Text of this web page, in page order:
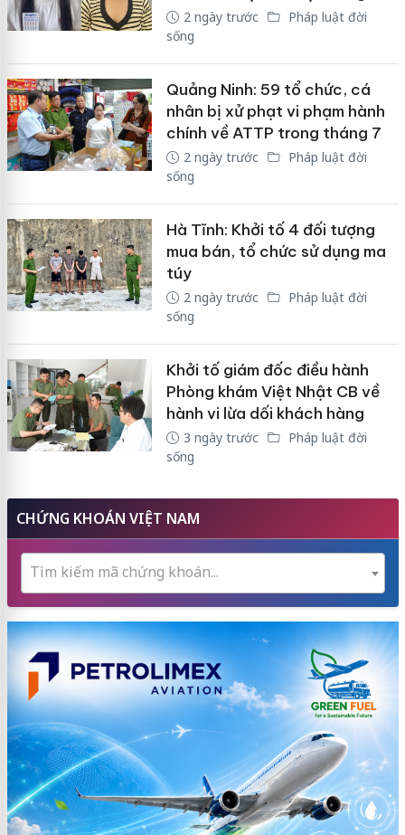
2 ngày trước
Pháp luật đời
sống
Quảng Ninh: 59 tổ chức, cá
nhân bị xử phạt vi phạm hành
chính về ATTP trong tháng 7
2 ngày trước
Pháp luật đời
sống
Hà Tĩnh: Khởi tố 4 đối tượng
mua bán, tổ chức sử dụng ma
túy
2 ngày trước
Pháp luật đời
sống
Khởi tố giám đốc điều hành
Phòng khám Việt Nhật CB về
hành vi lừa dối khách hàng
3 ngày trước
Pháp luật đời
sống
CHỨNG KHOÁN VIỆT NAM
Tìm kiếm mã chứng khoán...